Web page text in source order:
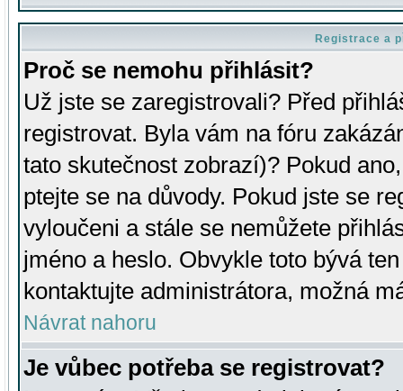
Registrace a
Proč se nemohu přihlásit?
Už jste se zaregistrovali? Před
registrovat. Byla vám na fóru
tato skutečnost zobrazí)? Pokud
ptejte se na důvody. Pokud jste se
vyloučeni a stále se nemůžete
jméno a heslo. Obvykle toto bývá
kontaktujte administrátora, možná
Návrat nahoru
Je vůbec potřeba se registrovat?